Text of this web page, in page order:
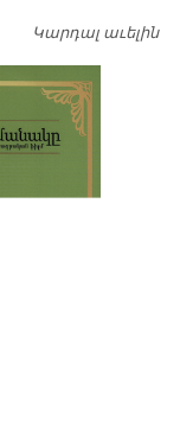
Կարդալ աւելին